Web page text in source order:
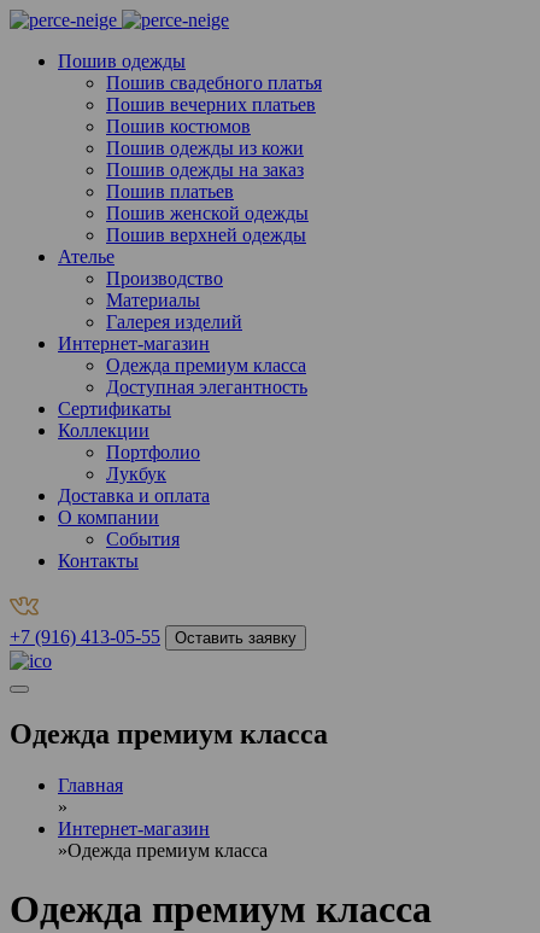
Пошив одежды
Пошив свадебного платья
Пошив вечерних платьев
Пошив костюмов
Пошив одежды из кожи
Пошив одежды на заказ
Пошив платьев
Пошив женской одежды
Пошив верхней одежды
Ателье
Производство
Материалы
Галерея изделий
Интернет-магазин
Одежда премиум класса
Доступная элегантность
Сертификаты
Коллекции
Портфолио
Лукбук
Доставка и оплата
О компании
События
Контакты
+7 (916) 413-05-55 Оставить заявку
Одежда премиум класса
Главная
»
Интернет-магазин
»Одежда премиум класса
Одежда премиум класса